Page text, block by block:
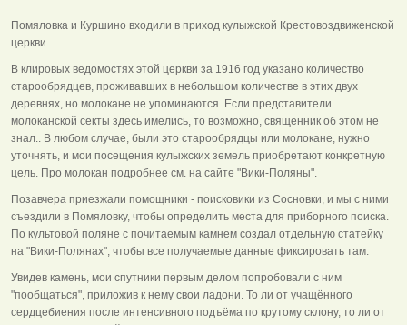
Помяловка и Куршино входили в приход кулыжской Крестовоздвиженской
церкви.
В клировых ведомостях этой церкви за 1916 год указано количество
старообрядцев, проживавших в небольшом количестве в этих двух
деревнях, но молокане не упоминаются. Если представители
молоканской секты здесь имелись, то возможно, священник об этом не
знал.. В любом случае, были это старообрядцы или молокане, нужно
уточнять, и мои посещения кулыжских земель приобретают конкретную
цель. Про молокан подробнее см. на сайте "Вики-Поляны".
Позавчера приезжали помощники - поисковики из Сосновки, и мы с ними
съездили в Помяловку, чтобы определить места для приборного поиска.
По культовой поляне с почитаемым камнем создал отдельную статейку
на "Вики-Полянах", чтобы все получаемые данные фиксировать там.
Увидев камень, мои спутники первым делом попробовали с ним
"пообщаться", приложив к нему свои ладони. То ли от учащённого
сердцебиения после интенсивного подъёма по крутому склону, то ли от